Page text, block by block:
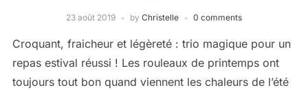
23 août 2019 by Christelle 0 comments
Croquant, fraicheur et légèreté : trio magique pour un
repas estival réussi ! Les rouleaux de printemps ont
toujours tout bon quand viennent les chaleurs de l’été